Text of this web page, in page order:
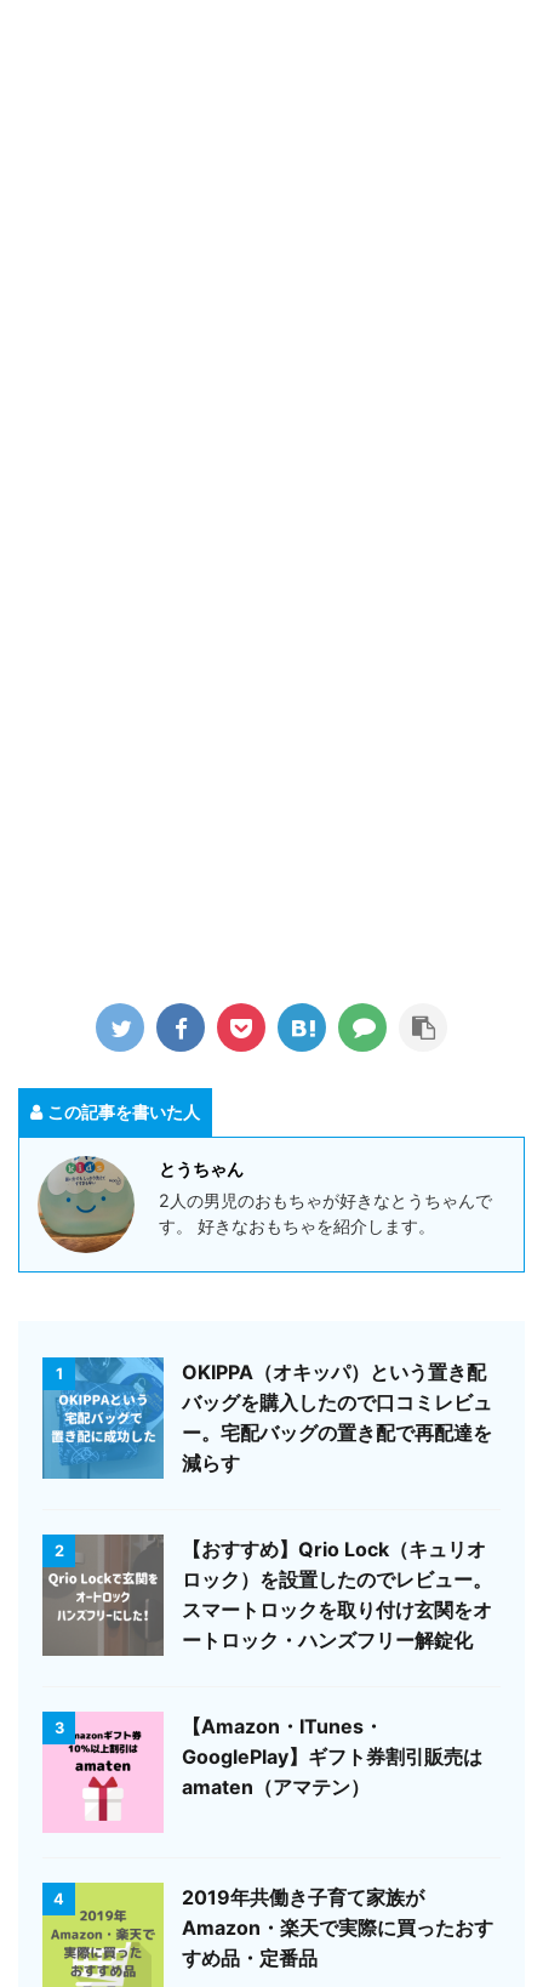
この記事を書いた人
とうちゃん
2人の男児のおもちゃが好きなとうちゃんで
す。 好きなおもちゃを紹介します。
1
OKIPPA（オキッパ）という置き配
バッグを購入したので口コミレビュ
ー。宅配バッグの置き配で再配達を
減らす
2
【おすすめ】Qrio Lock（キュリオ
ロック）を設置したのでレビュー。
スマートロックを取り付け玄関をオ
ートロック・ハンズフリー解錠化
3
【Amazon・ITunes・
GooglePlay】ギフト券割引販売は
amaten（アマテン）
4
2019年共働き子育て家族が
Amazon・楽天で実際に買ったおす
すめ品・定番品